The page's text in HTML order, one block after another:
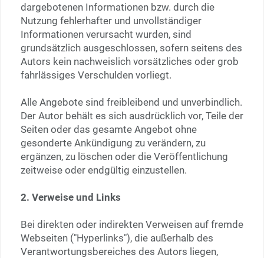
dargebotenen Informationen bzw. durch die
Nutzung fehlerhafter und unvollständiger
Informationen verursacht wurden, sind
grundsätzlich ausgeschlossen, sofern seitens des
Autors kein nachweislich vorsätzliches oder grob
fahrlässiges Verschulden vorliegt.
Alle Angebote sind freibleibend und unverbindlich.
Der Autor behält es sich ausdrücklich vor, Teile der
Seiten oder das gesamte Angebot ohne
gesonderte Ankündigung zu verändern, zu
ergänzen, zu löschen oder die Veröffentlichung
zeitweise oder endgültig einzustellen.
2. Verweise und Links
Bei direkten oder indirekten Verweisen auf fremde
Webseiten ("Hyperlinks"), die außerhalb des
Verantwortungsbereiches des Autors liegen,